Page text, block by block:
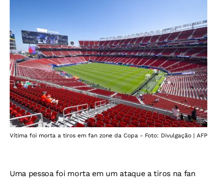
Vítima foi morta a tiros em fan zone da Copa - Foto: Divulgação | AFP
Uma pessoa foi morta em um ataque a tiros na fan